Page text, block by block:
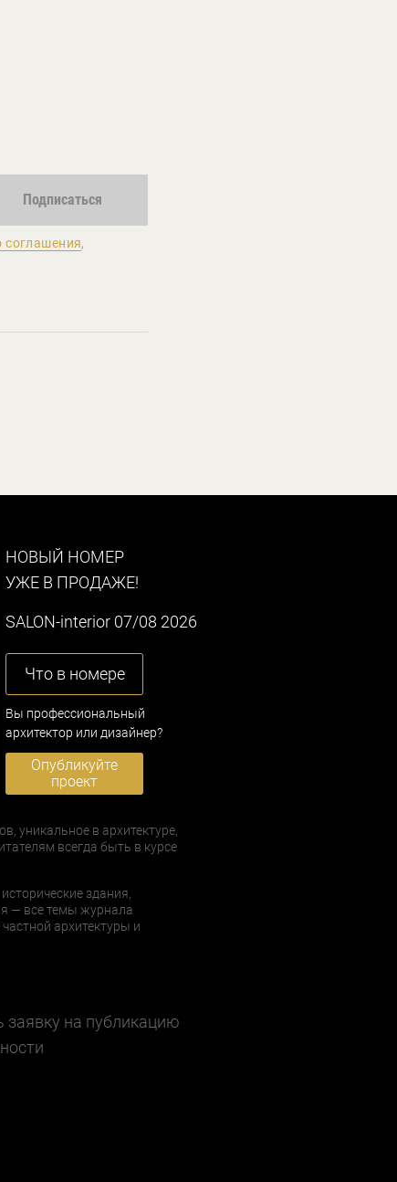
Подписаться
соглашения,
НОВЫЙ НОМЕР
УЖЕ В ПРОДАЖЕ!
SALON-interior 07/08 2026
Что в номере
Вы профессиональный
архитектор или дизайнер?
Опубликуйте
проект
уникальное в архитектуре,
всегда быть в курсе
здания,
— все темы журнала
архитектуры и
заявку на публикацию